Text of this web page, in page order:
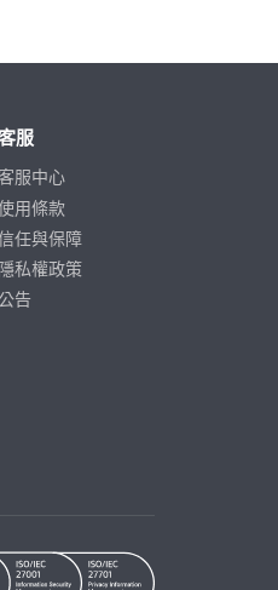
服
服中心
用條款
任與保障
隱私權政策
告